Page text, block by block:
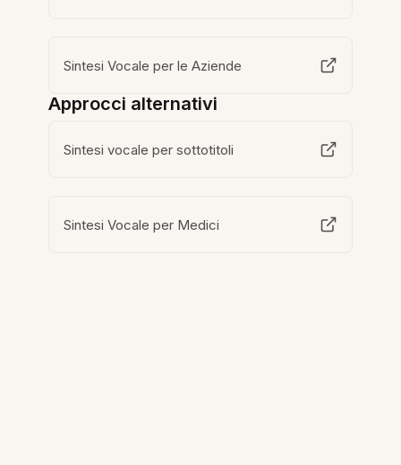
Sintesi Vocale per le Aziende
Approcci alternativi
Sintesi vocale per sottotitoli
Sintesi Vocale per Medici